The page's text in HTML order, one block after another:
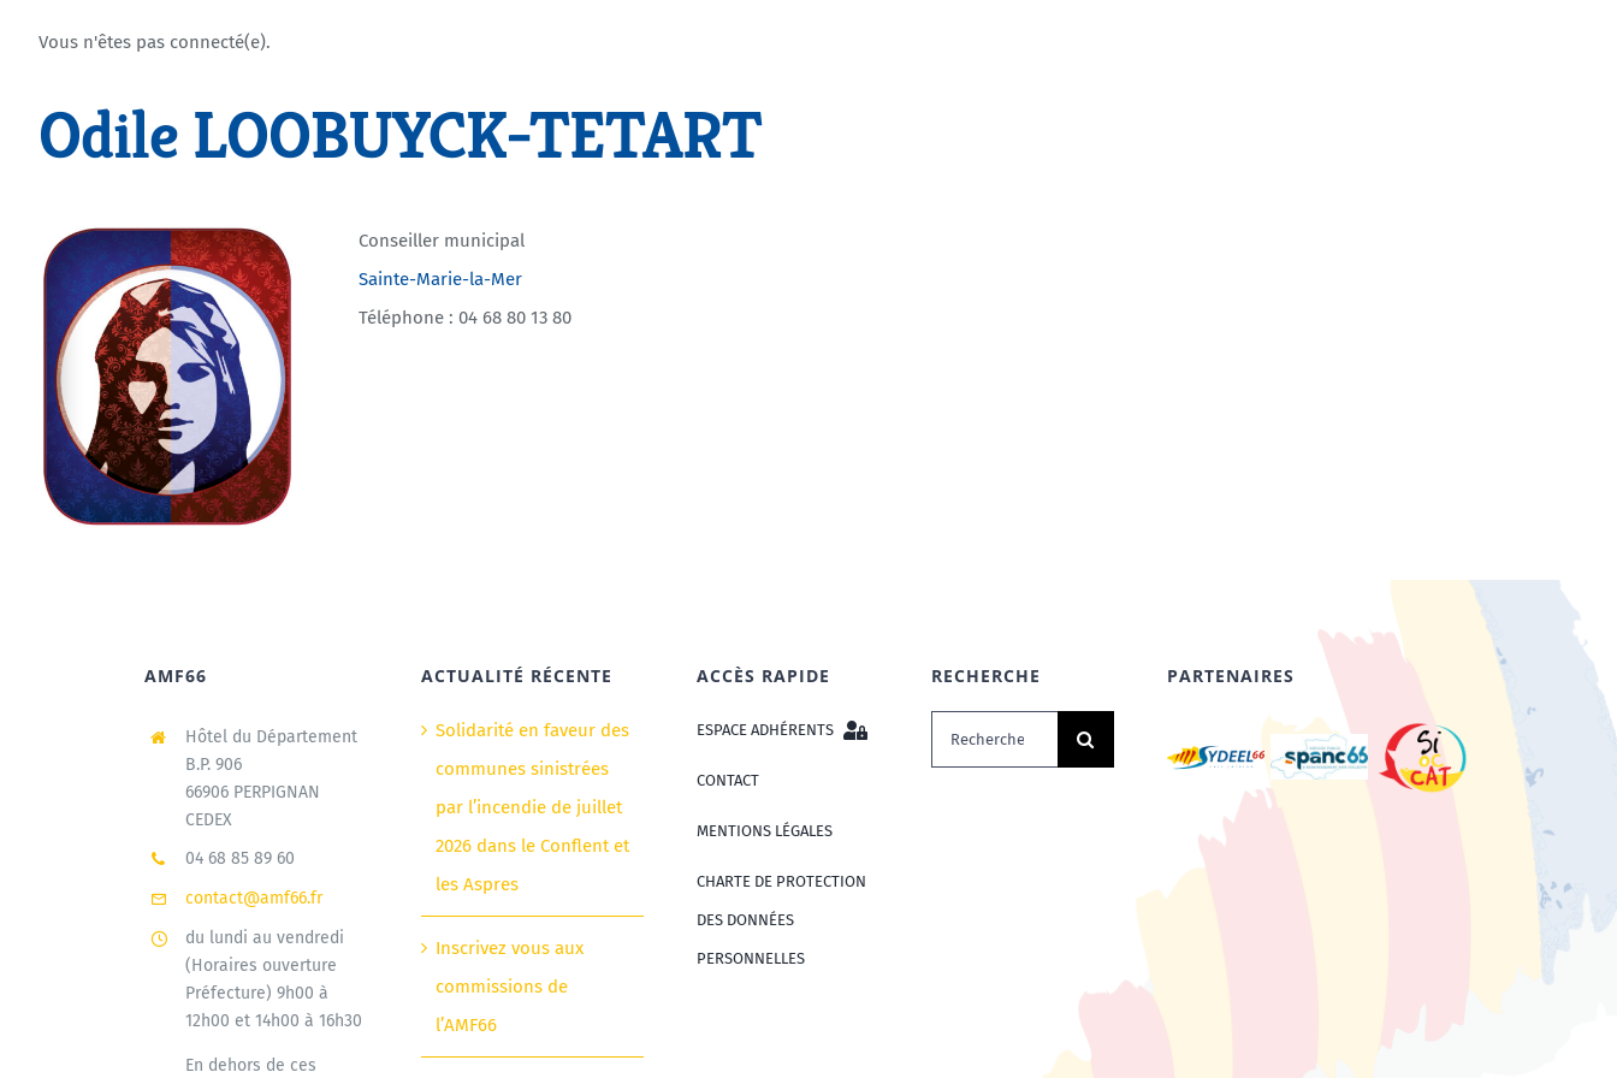
Vous n'êtes pas connecté(e).
Odile LOOBUYCK-TETART
Conseiller municipal
Sainte-Marie-la-Mer
Téléphone : 04 68 80 13 80
AMF66
Hôtel du Département
B.P. 906
66906 PERPIGNAN
CEDEX
04 68 85 89 60
contact@amf66.fr
du lundi au vendredi
(Horaires ouverture
Préfecture) 9h00 à
12h00 et 14h00 à 16h30
En dehors de ces
ACTUALITÉ RÉCENTE
Solidarité en faveur des
communes sinistrées
par l’incendie de juillet
2026 dans le Conflent et
les Aspres
Inscrivez vous aux
commissions de
l’AMF66
ACCÈS RAPIDE
ESPACE ADHÉRENTS
CONTACT
MENTIONS LÉGALES
CHARTE DE PROTECTION
DES DONNÉES
PERSONNELLES
RECHERCHE
Rechercher:
PARTENAIRES